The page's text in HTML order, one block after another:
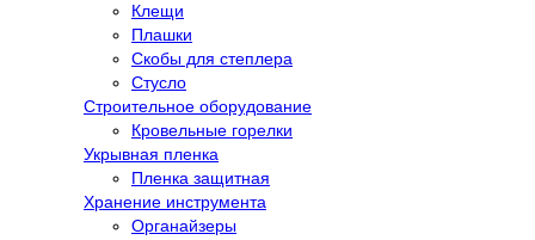
Клещи
Плашки
Скобы для степлера
Стусло
Строительное оборудование
Кровельные горелки
Укрывная пленка
Пленка защитная
Хранение инструмента
Органайзеры